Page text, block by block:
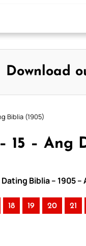
Download
Biblia (1905)
15 – Ang
Biblia – 1905 –
18 19 20 21